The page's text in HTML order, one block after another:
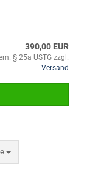
390,00 EUR
§ 25a USTG zzgl.
Versand